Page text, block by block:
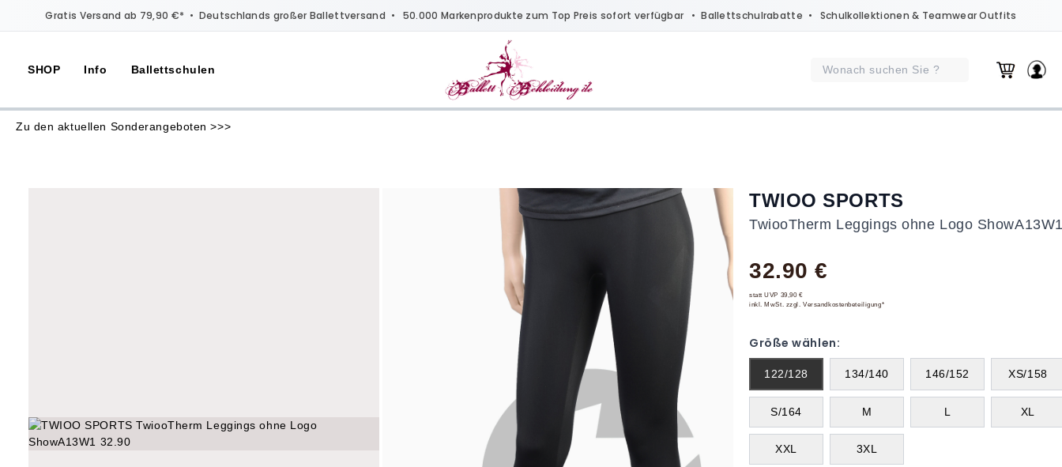
Gratis Versand ab 79,90 €* • Deutschlands großer Ballettversand • 50.000 Markenprodukte zum Top Preis sofort verfügbar •Ballettschulrabatte • Schulkollektionen & Teamwear Outfits
SHOP Info Ballettschulen
Zu den aktuellen Sonderangeboten >>>
TWIOO SPORTS
TwiooTherm Leggings ohne Logo
32.90 €
statt UVP 39,90 €
inkl. MwSt. zzgl. Versandkostenbeteiligung*
Größe wählen:
122/128 134/140 146/152 XS/158
S/164 M L XL
XXL 3XL